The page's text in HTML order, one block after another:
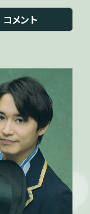
コメント